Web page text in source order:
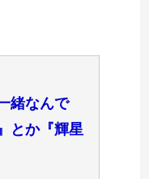
緒なんで
とか『輝星